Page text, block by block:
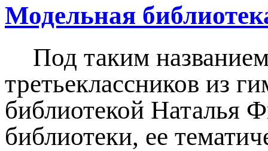
Модельная
Под таким
третьеклассников из
библиотекой Наталья
библиотеки, ее